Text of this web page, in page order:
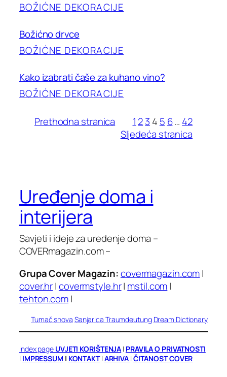
BOŽIĆNE DEKORACIJE
Božićno drvce
BOŽIĆNE DEKORACIJE
Kako izabrati čaše za kuhano vino?
BOŽIĆNE DEKORACIJE
Prethodna stranica 1 23 4 5 6… 42
Sljedeća stranica
Uređenje doma i
interijera
Savjeti i ideje za uređenje doma –
COVERmagazin.com –
Grupa Cover Magazin:covermagazin.com|
cover.hr|covermstyle.hr| mstil.com|
tehton.com|
Tumač snova Sanjarica Traumdeutung Dream Dictionary
index page UVJETI KORIŠTENJA | PRAVILA O PRIVATNOSTI
| IMPRESSUM | KONTAKT| ARHIVA | ČITANOST COVER